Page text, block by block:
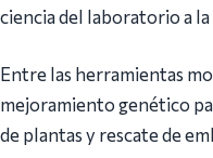
ciencia del laboratorio a
Entre las herramientas
mejoramiento genético
de plantas y rescate de